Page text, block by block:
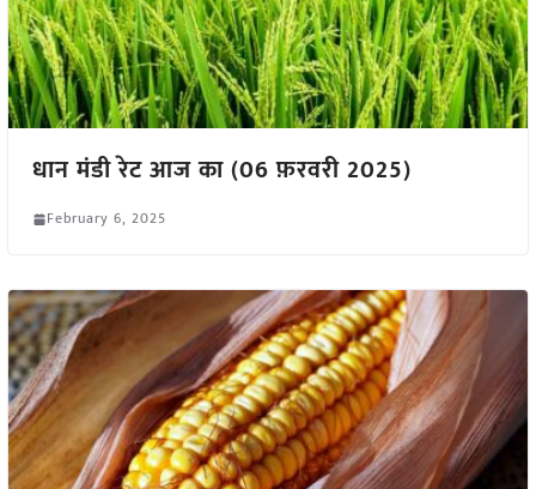
धान मंडी रेट आज का (06 फ़रवरी 2025)
February 6, 2025